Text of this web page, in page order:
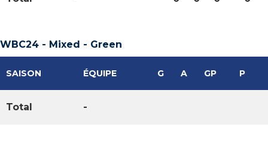
WBC24 - Mixed - Green
SAISON ÉQUIPE G A GP P
Total -